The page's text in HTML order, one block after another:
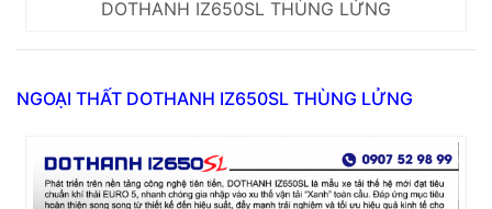
DOTHANH IZ650SL THÙNG LỬNG
NGOẠI THẤT DOTHANH IZ650SL THÙNG LỬNG